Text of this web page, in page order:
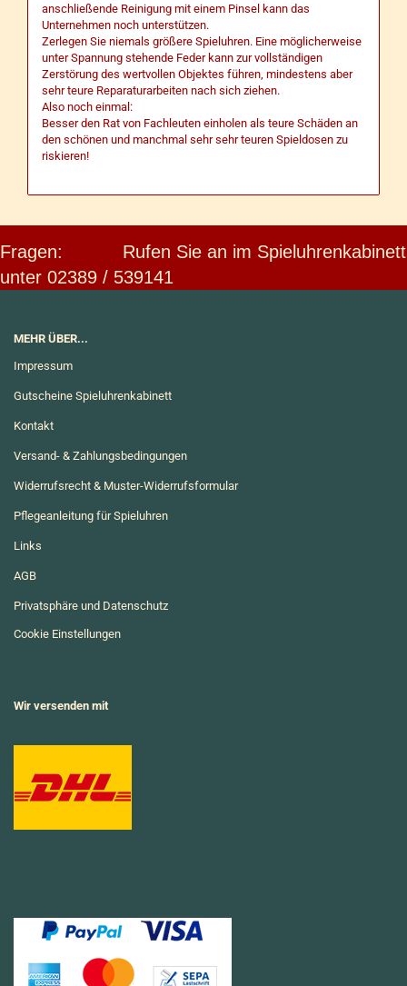
anschließende Reinigung mit einem Pinsel kann das
Unternehmen noch unterstützen.
Zerlegen Sie niemals größere Spieluhren. Eine möglicherweise
unter Spannung stehende Feder kann zur vollständigen
Zerstörung des wertvollen Objektes führen, mindestens aber
sehr teure Reparaturarbeiten nach sich ziehen.
Also noch einmal:
Besser den Rat von Fachleuten einholen als teure Schäden an
den schönen und manchmal sehr sehr teuren Spieldosen zu
riskieren!
Fragen: Rufen Sie an im Spieluhrenkabinett
unter 02389 / 539141
MEHR ÜBER...
Impressum
Gutscheine Spieluhrenkabinett
Kontakt
Versand- & Zahlungsbedingungen
Widerrufsrecht & Muster-Widerrufsformular
Pflegeanleitung für Spieluhren
Links
AGB
Privatsphäre und Datenschutz
Cookie Einstellungen
Wir versenden mit